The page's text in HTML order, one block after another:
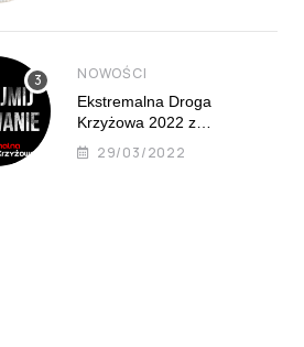
NOWOŚCI
Ekstremalna Droga
Krzyżowa 2022 z
Mistrzejowic już 8 kwietnia
29/03/2022